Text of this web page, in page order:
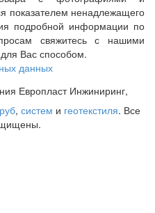
показателем ненадлежащего
подробной информации по
свяжитесь с нашими
Вас способом.
данных
Европласт Инжиниринг,
, систем и геотекстиля. Все